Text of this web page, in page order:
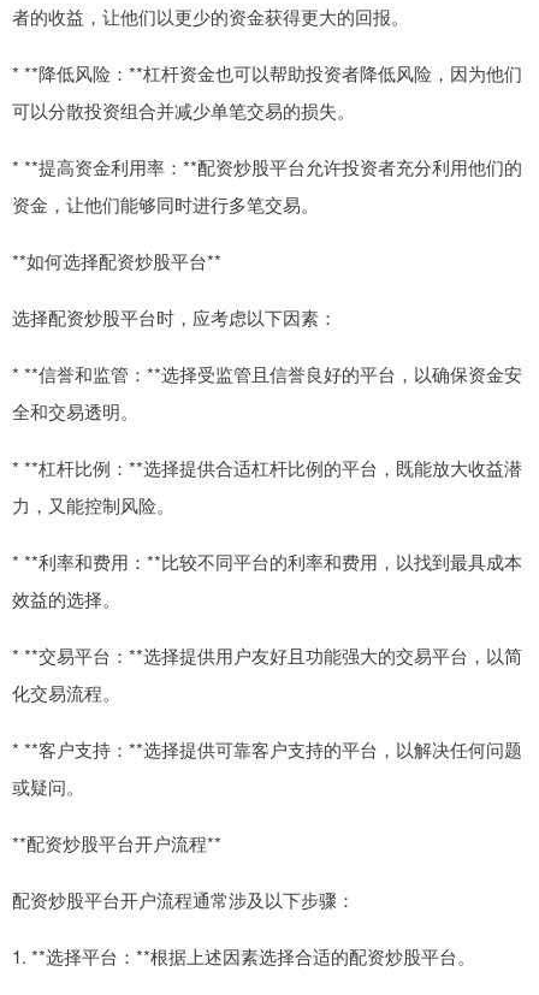
者的收益，让他们以更少的资金获得更大的回报。
* **降低风险：**杠杆资金也可以帮助投资者降低风险，因为他们
可以分散投资组合并减少单笔交易的损失。
* **提高资金利用率：**配资炒股平台允许投资者充分利用他们的
资金，让他们能够同时进行多笔交易。
**如何选择配资炒股平台**
选择配资炒股平台时，应考虑以下因素：
* **信誉和监管：**选择受监管且信誉良好的平台，以确保资金安
全和交易透明。
* **杠杆比例：**选择提供合适杠杆比例的平台，既能放大收益潜
力，又能控制风险。
* **利率和费用：**比较不同平台的利率和费用，以找到最具成本
效益的选择。
* **交易平台：**选择提供用户友好且功能强大的交易平台，以简
化交易流程。
* **客户支持：**选择提供可靠客户支持的平台，以解决任何问题
或疑问。
**配资炒股平台开户流程**
配资炒股平台开户流程通常涉及以下步骤：
1. **选择平台：**根据上述因素选择合适的配资炒股平台。